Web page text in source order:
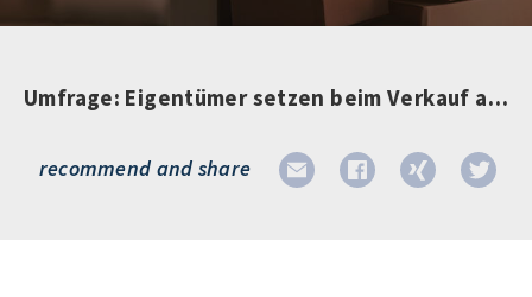
Umfrage: Eigentümer setzen beim Verkauf auf Makler
recommend and share